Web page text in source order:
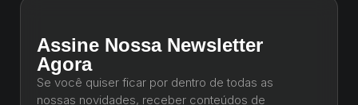
Assine Nossa Newsletter
Agora
Se você quiser ficar por dentro de todas as
nossas novidades, receber conteúdos de